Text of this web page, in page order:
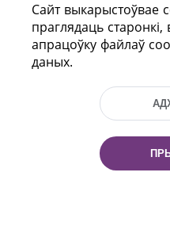
праспект
г. Мiнск, Рэспубліка
Тэл.: (+375 17) 368
Эл. пошта:
Сайт выкарыстоўвае
праглядаць
апрацоўку файлаў
даных.